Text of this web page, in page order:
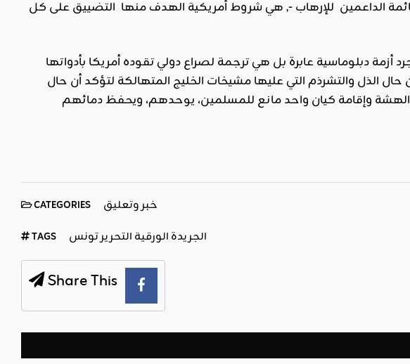
الداعمين للإرهاب -, هي شروط أمريكية الهدف منها التضييق على كل
دبلوماسية عابرة بل هي ترجمة لصراع دولي تقوده أمريكا بأدواتها
الذل والتشرذم التي عليها مشيخات الخليج المتهالكة لتؤكد أن حال
الهشة وإقامة كيان واحد مانع للمسلمين، يوحدهم، ويحفظ دمائهم
CATEGORIES خبر وتعليق
TAGS الجريدة الورقية التحرير تونس
Share This